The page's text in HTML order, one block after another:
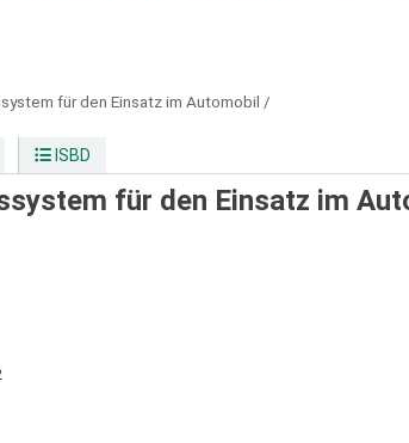
für den Einsatz im Automobil /
ISBD
für den Einsatz im